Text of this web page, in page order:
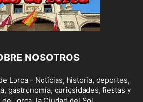
NOSOTROS
Lorca - Noticias, historia, deportes,
gastronomía, curiosidades, fiestas y